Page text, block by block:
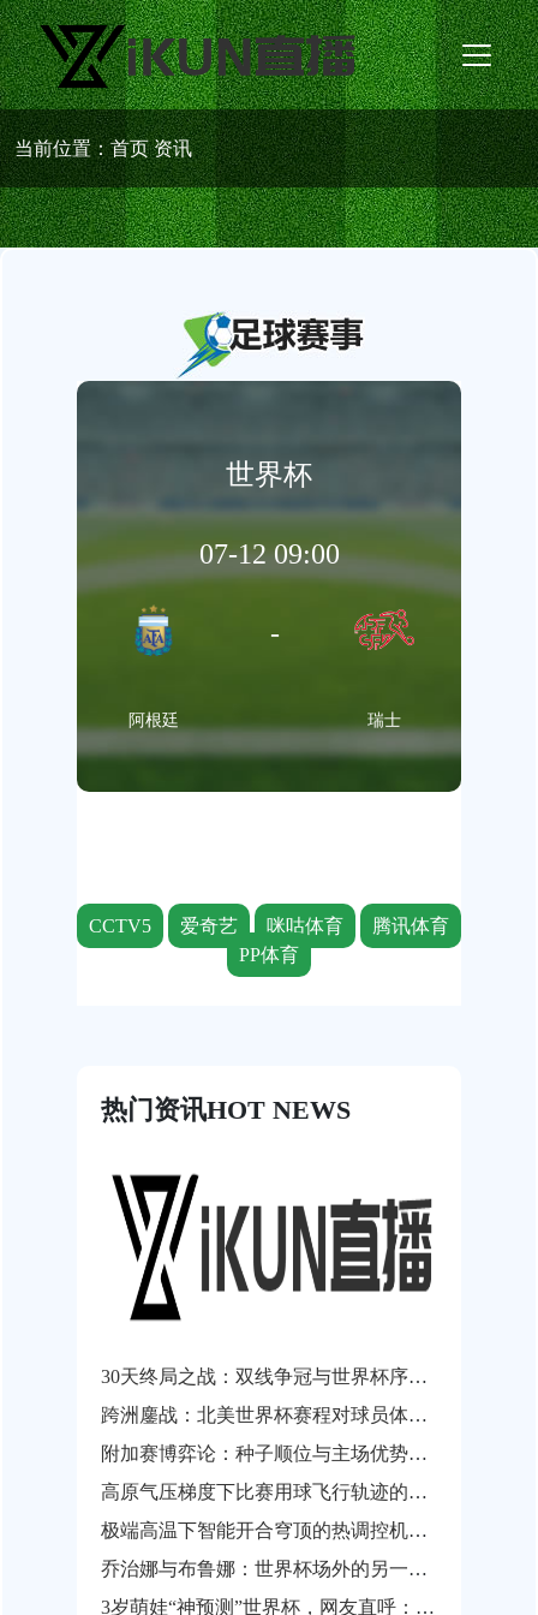
当前位置：首页资讯
世界杯
07-12 09:00
阿根廷
-
瑞士
CCTV5 爱奇艺 咪咕体育
腾讯体育
PP体育
热门资讯HOT NEWS
30天终局之战：双线争冠与世界杯序曲的终极狂飙
跨洲鏖战：北美世界杯赛程对球员体能阈值与竞技状态滑坡的临界评估
附加赛博弈论：种子顺位与主场优势的权重再平衡
高原气压梯度下比赛用球飞行轨迹的非线性扰动建模与自适应气动补偿——以2026年世界杯墨西哥赛区为例
极端高温下智能开合穹顶的热调控机制研究——以2026世界杯索菲体育场为案例
乔治娜与布鲁娜：世界杯场外的另一面“颜值对决”
3岁萌娃“神预测”世界杯，网友直呼：未来穿越者？